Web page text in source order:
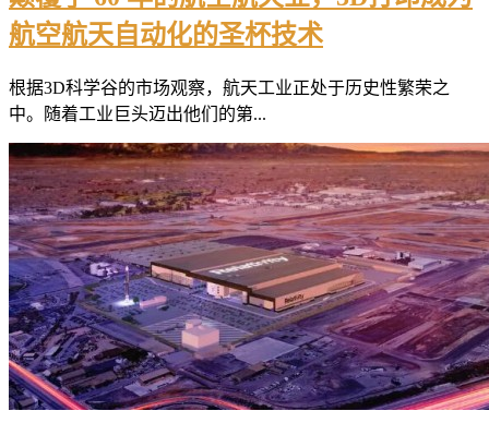
航空航天自动化的圣杯技术
根据3D科学谷的市场观察，航天工业正处于历史性繁荣之
中。随着工业巨头迈出他们的第...